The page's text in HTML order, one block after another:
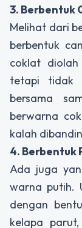
3. Berbentuk
Melihat dari
berbentuk
coklat
tetapi tidak
bersama
berwarna
kalah
4. Berbentuk
Ada juga
warna putih.
dengan
kelapa